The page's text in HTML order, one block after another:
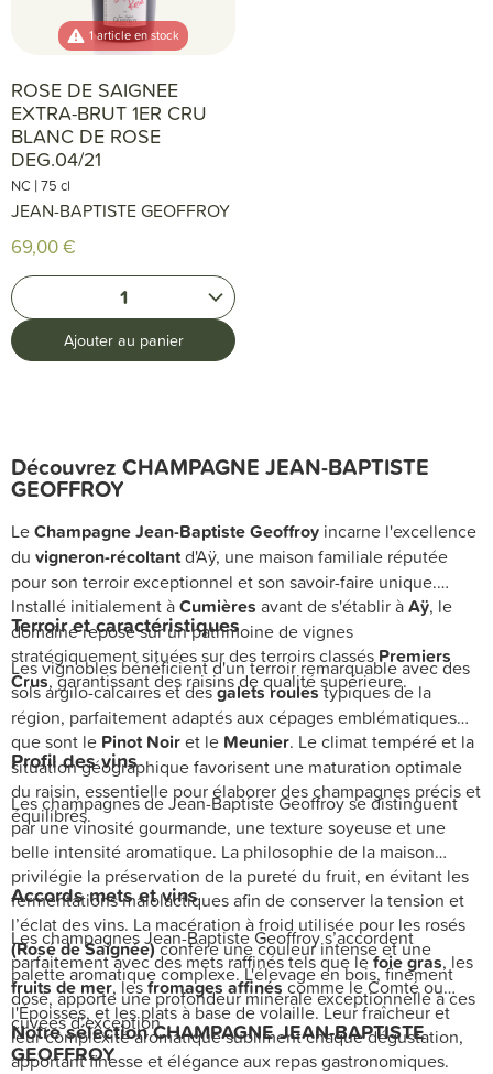
1 article en stock
ROSE DE SAIGNEE
EXTRA-BRUT 1ER CRU
BLANC DE ROSE
DEG.04/21
NC |75 cl
JEAN-BAPTISTE GEOFFROY
69,00 €
1
Ajouter au panier
Découvrez CHAMPAGNE JEAN-BAPTISTE
GEOFFROY
LeChampagne Jean-Baptiste Geoffroy incarne l'excellence
du vigneron-récoltantd'Aÿ, une maison familiale réputée
pour son terroir exceptionnel et son savoir-faire unique.
Installé initialement àCumières avant de s'établir àAÿ, le
domaine repose sur un patrimoine de vignes
stratégiquement situées sur des terroirs classés Premiers
Crus, garantissant des raisins de qualité supérieure.
Terroir et caractéristiques
Les vignobles bénéficient d'un terroir remarquable avec des
sols argilo-calcaires et desgalets rouléstypiques de la
région, parfaitement adaptés aux cépages emblématiques
que sont le Pinot Noiret le Meunier. Le climat tempéré et la
situation géographique favorisent une maturation optimale
du raisin, essentielle pour élaborer des champagnes précis et
équilibrés.
Profil des vins
Les champagnes de Jean-Baptiste Geoffroy se distinguent
par une vinosité gourmande, une texture soyeuse et une
belle intensité aromatique. La philosophie de la maison
privilégie la préservation de la pureté du fruit, en évitant les
fermentations malolactiques afin de conserver la tension et
l’éclat des vins. La macération à froid utilisée pour les rosés
(Rosé de Saignée)confère une couleur intense et une
palette aromatique complexe. L'élevage en bois, finement
dosé, apporte une profondeur minérale exceptionnelle à ces
cuvées d’exception.
Accords mets et vins
Les champagnes Jean-Baptiste Geoffroy s’accordent
parfaitement avec des mets raffinés tels que lefoie gras, les
fruits de mer, lesfromages affinéscomme le Comté ou
l'Époisses, et les plats à base de volaille. Leur fraîcheur et
leur complexité aromatique subliment chaque dégustation,
apportant finesse et élégance aux repas gastronomiques.
Notre sélection CHAMPAGNE JEAN-BAPTISTE
GEOFFROY